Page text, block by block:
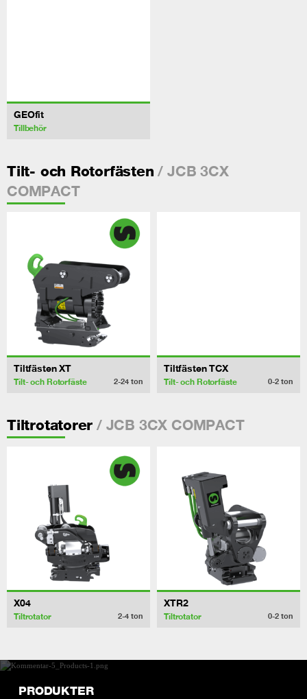
GEOfit
Tillbehör
Tilt- och Rotorfästen / JCB 3CX
COMPACT
Tiltfästen XT
Tilt- och Rotorfäste 2-24 ton
Tiltfästen TCX
Tilt- och Rotorfäste 0-2 ton
Tiltrotatorer / JCB 3CX COMPACT
X04
Tiltrotator 2-4 ton
XTR2
Tiltrotator 0-2 ton
PRODUKTER